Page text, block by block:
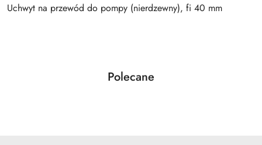
Uchwyt na przewód do pompy (nierdzewny), fi 40 mm
Pomiń karuzelę produktów
Produkty
Polecane